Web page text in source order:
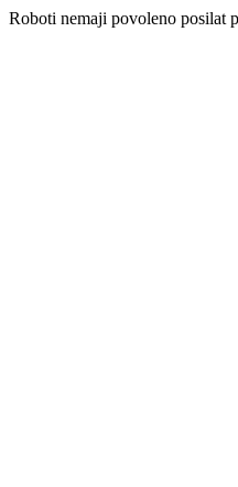
Roboti nemaji povoleno posilat